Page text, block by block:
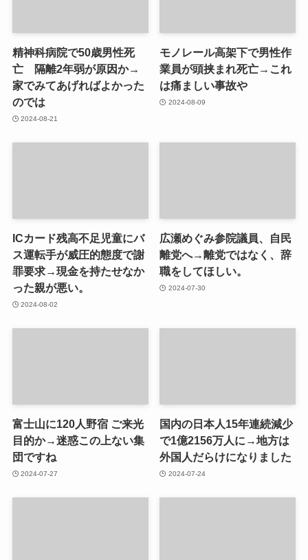
精神科病院で50歳男性死
亡 隔離2年弱が原因か→
家でみてあげればよかった
のでは
2024-08-21
モノレール高架下で男性作
業員が頭挟まれ死亡→これ
は痛ましい事故や
2024-08-09
ICカード残高不足児童にバ
ス運転手が威圧的態度で謝
罪要求→現金を持たせなか
った親が悪い。
2024-08-02
広瀬めぐみ参院議員、自民
離党へ→離党ではなく、辞
職をしてほしい。
2024-07-30
富士山に120人野宿 ご来光
目的か→迷惑この上ない集
団ですね
2024-07-27
国内の日本人15年連続減少
で1億2156万人に→地方は
外国人だらけになりました
2024-07-24